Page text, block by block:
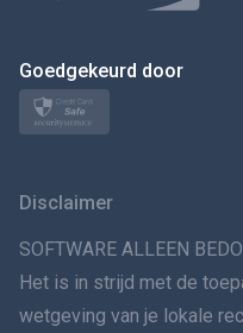
Polski
日本
Goedgekeurd door
Disclaimer
SOFTWARE ALLEEN
Het is in strijd met de
wetgeving van je lokale